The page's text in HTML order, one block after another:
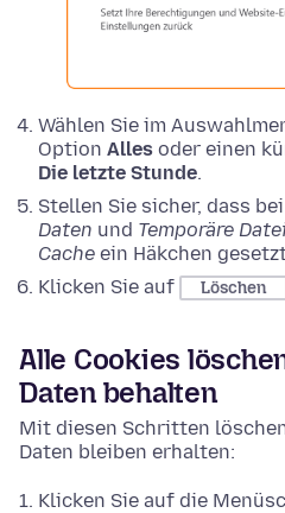
Wählen Sie im
Option Alles oder einen
Die letzte Stunde.
Stellen Sie sicher, dass bei
Daten und Temporäre
Cache ein Häkchen
Klicken Sie auf
Löschen
Alle Cookies
Daten behalten
Mit diesen Schritten
Daten bleiben erhalten:
Klicken Sie auf die